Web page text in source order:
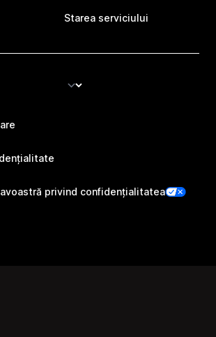
Starea serviciului
privind confidențialitatea